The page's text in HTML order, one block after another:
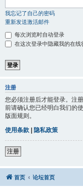
我忘记了自己的密码
重新发送激活邮件
每次浏览时自动登录
在这次登录中隐藏我的在线
注册
您必须注册后才能登录。注
前请确认您已经明白我们的
版面规则。
使用条款 | 隐私政策
注册
首页 论坛首页